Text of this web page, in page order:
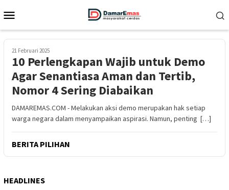
ke
Mobile
21 Februari 2025
10 Perlengkapan Wajib untuk Demo
Agar Senantiasa Aman dan Tertib,
Nomor 4 Sering Diabaikan
DAMAREMAS.COM - Melakukan aksi demo merupakan hak setiap
warga negara dalam menyampaikan aspirasi. Namun, penting […]
BERITA PILIHAN
HEADLINES